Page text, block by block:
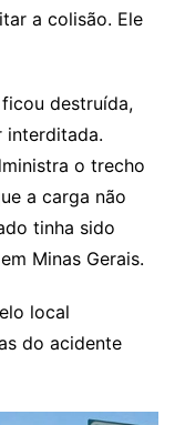
a colisão. Ele
destruída,
interditada.
o trecho
a carga não
tinha sido
Minas Gerais.
local
do acidente